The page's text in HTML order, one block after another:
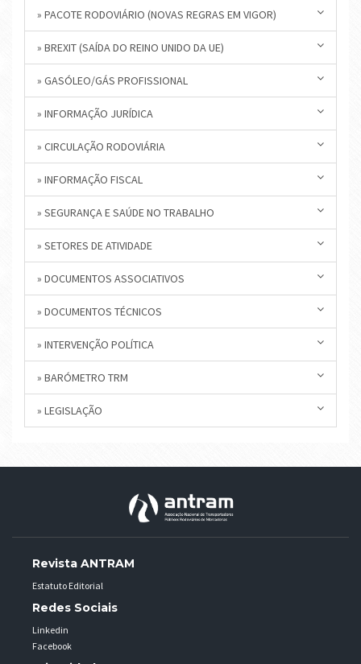
» PACOTE RODOVIÁRIO (NOVAS REGRAS EM VIGOR)
» BREXIT (SAÍDA DO REINO UNIDO DA UE)
» GASÓLEO/GÁS PROFISSIONAL
» INFORMAÇÃO JURÍDICA
» CIRCULAÇÃO RODOVIÁRIA
» INFORMAÇÃO FISCAL
» SEGURANÇA E SAÚDE NO TRABALHO
» SETORES DE ATIVIDADE
» DOCUMENTOS ASSOCIATIVOS
» DOCUMENTOS TÉCNICOS
» INTERVENÇÃO POLÍTICA
» BARÓMETRO TRM
» LEGISLAÇÃO
Revista ANTRAM
Estatuto Editorial
Redes Sociais
Linkedin
Facebook